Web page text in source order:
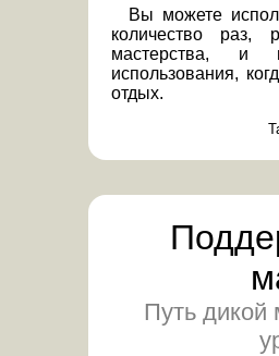
Вы можете
количество раз,
мастерства, и
использования,
отдых.
Путь дикой